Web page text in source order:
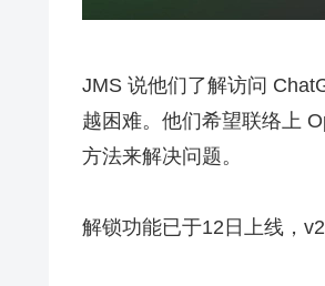
JMS 说他们了解访问
越困难。他们希望联络上
方法来解决问题。
解锁功能已于12日上线，